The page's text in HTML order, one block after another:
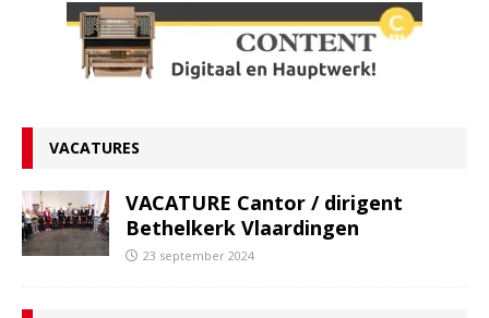
VACATURES
VACATURE Cantor / dirigent
Bethelkerk Vlaardingen
23 september 2024